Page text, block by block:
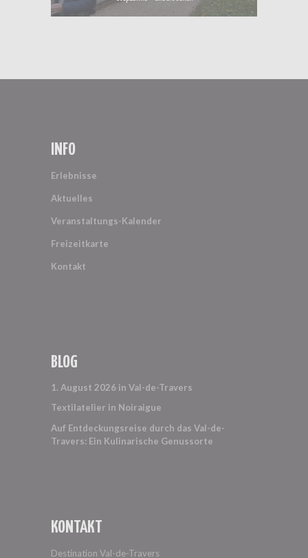
INFO
Erlebnisse
Aktuelles
Veranstaltungs-Kalender
Freizeitkarte
Kontakt
BLOG
1. August 2026 in Val-de-Travers
Textilatelier in Noiraigue
Auf Entdeckungsreise durch das Val-de-
Travers: Ein Kulinarische Genussorte
KONTAKT
Destination Val-de-Travers